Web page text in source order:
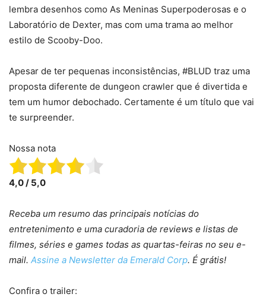
lembra desenhos como As Meninas Superpoderosas e o
Laboratório de Dexter, mas com uma trama ao melhor
estilo de Scooby-Doo.
Apesar de ter pequenas inconsistências, #BLUD traz uma
proposta diferente de dungeon crawler que é divertida e
tem um humor debochado. Certamente é um título que vai
te surpreender.
Nossa nota
4,0 / 5,0
Receba um resumo das principais notícias do
entretenimento e uma curadoria de reviews e listas de
filmes, séries e games todas as quartas-feiras no seu e-
mail. Assine a Newsletter da Emerald Corp. É grátis!
Confira o trailer: